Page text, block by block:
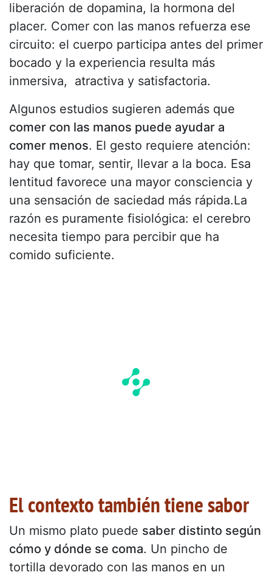
liberación de dopamina, la hormona del
placer. Comer con las manos refuerza ese
circuito: el cuerpo participa antes del primer
bocado y la experiencia resulta más
inmersiva, atractiva y satisfactoria.
Algunos estudios sugieren además que
comer con las manos puede ayudar a
comer menos. El gesto requiere atención:
hay que tomar, sentir, llevar a la boca. Esa
lentitud favorece una mayor consciencia y
una sensación de saciedad más rápida.La
razón es puramente fisiológica: el cerebro
necesita tiempo para percibir que ha
comido suficiente.
El contexto también tiene sabor
Un mismo plato puede saber distinto según
cómo y dónde se coma. Un pincho de
tortilla devorado con las manos en un